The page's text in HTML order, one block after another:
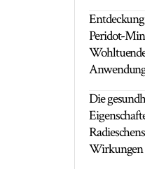
Peridot-
Die
Wirkungen